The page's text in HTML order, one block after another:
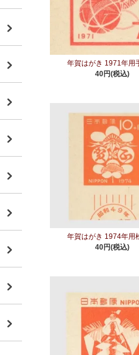
年賀はがき 1971年用
40円(税込)
年賀はがき 1974年用
40円(税込)